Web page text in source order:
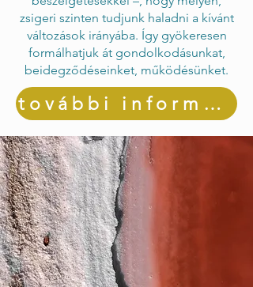
zsigeri szinten tudjunk haladni a kívánt
változások irányába. Így gyökeresen
formálhatjuk át gondolkodásunkat,
beidegződéseinket, működésünket.
további információ és jelentkezés